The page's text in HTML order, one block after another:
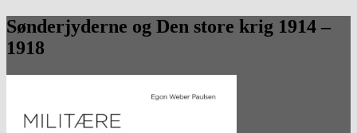
Sønderjyderne og Den store krig 1914 –
1918